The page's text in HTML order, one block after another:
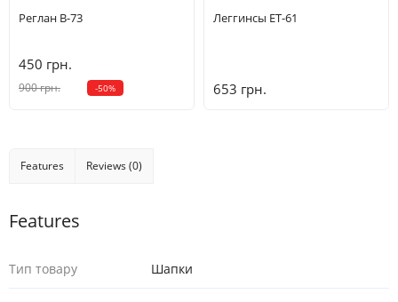
Реглан B-73
450 грн.
900 грн. -50%
Леггинсы ET-61
653 грн.
Features Reviews (0)
Features
Тип товару Шaпки